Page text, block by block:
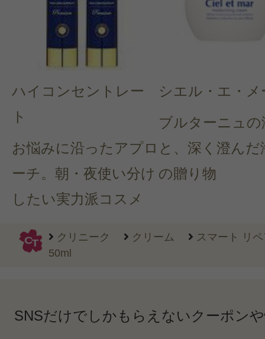
ハイコンセントレー
ト
お悩みに沿ったアプロ
ーチ。朝・夜使い分け
したい実力派コスメ
シエル・エ・メ
ブルターニュの
と、深く澄んだ
の贈り物
クリニーク クリーム
スマート リ
50ml
SNSだけでしかもらえないクーポン